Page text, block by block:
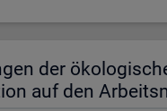
der
auf den